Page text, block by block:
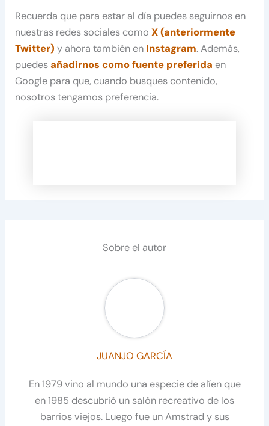
Recuerda que para estar al día puedes seguirnos en
nuestras redes sociales comoX (anteriormente
Twitter) y ahora también en Instagram. Además,
puedesañadirnos como fuente preferida en
Google para que, cuando busques contenido,
nosotros tengamos preferencia.
Sobre el autor
JUANJO GARCÍA
En 1979 vino al mundo una especie de alíen que
en 1985 descubrió un salón recreativo de los
barrios viejos. Luego fue un Amstrad y sus